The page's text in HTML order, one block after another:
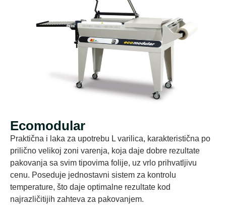
Ecomodular
Praktična i laka za upotrebu L varilica, karakteristična po
prilično velikoj zoni varenja, koja daje dobre rezultate
pakovanja sa svim tipovima folije, uz vrlo prihvatljivu
cenu. Poseduje jednostavni sistem za kontrolu
temperature, što daje optimalne rezultate kod
najrazličitijih zahteva za pakovanjem.